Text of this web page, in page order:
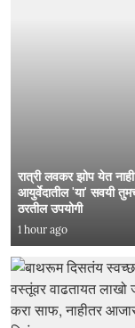
रात्री लवकर झोप येत
आयुर्वेदातील 'या' सवयी
ठरतील उपयोगी
1 hour ago